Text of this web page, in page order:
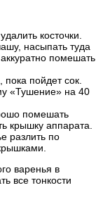
косточки.
насыпать туда
помешать
пойдет сок.
«Тушение» на 40
помешать
крышку аппарата.
разлить по
варенья в
все тонкости